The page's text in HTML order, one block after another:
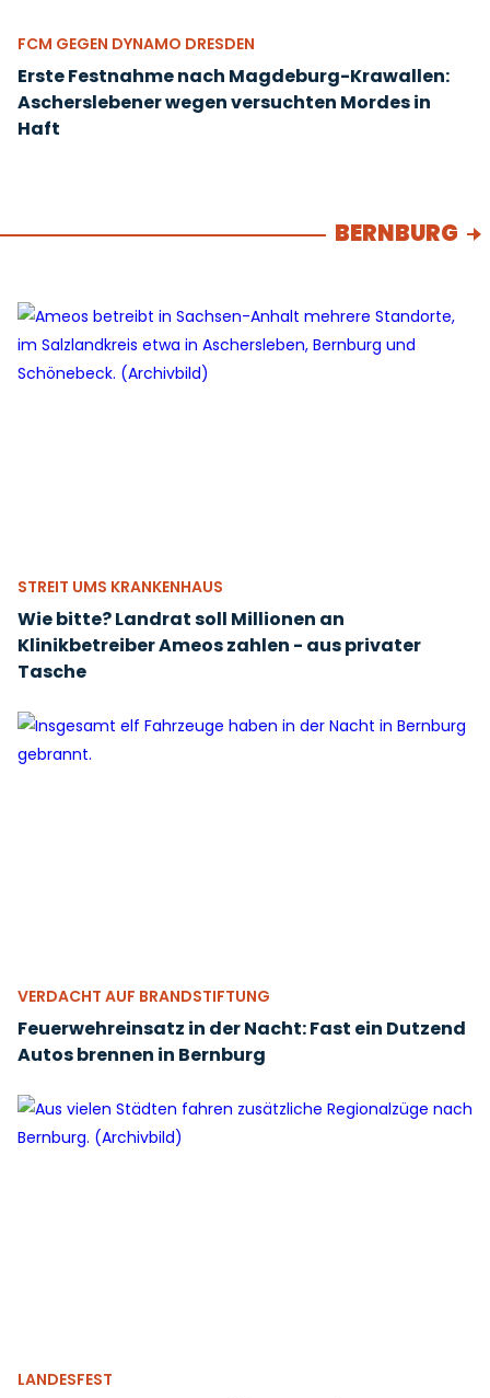
FCM GEGEN DYNAMO DRESDEN
Erste Festnahme nach Magdeburg-Krawallen:
Ascherslebener wegen versuchten Mordes in
Haft
BERNBURG
STREIT UMS KRANKENHAUS
Wie bitte? Landrat soll Millionen an
Klinikbetreiber Ameos zahlen - aus privater
Tasche
VERDACHT AUF BRANDSTIFTUNG
Feuerwehreinsatz in der Nacht: Fast ein Dutzend
Autos brennen in Bernburg
LANDESFEST